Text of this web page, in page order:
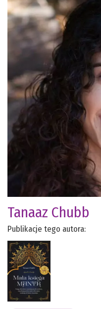
Tanaaz Chubb
Publikacje tego autora: